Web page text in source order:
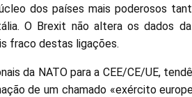
dos países mais poderosos
O Brexit não altera os dados
fraco destas ligações.
da NATO para a CEE/CE/UE,
de um chamado «exército